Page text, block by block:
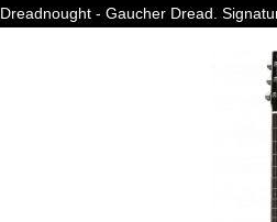
Dreadnought - Gaucher Dread.